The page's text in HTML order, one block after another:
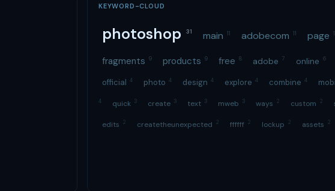
KEYWORD-CLOUD
photoshop 31 main 11 adobecom 11 page
fragments 9 products 9 free 8 adobe 7 online 6
official 4 photo 4 design 4 explore 4 combine 4
4 quick 3 create 3 text 3 mweb 3 ways 2 custom 2
edits 2 createtheunexpected 2 ffffff 2 lockup 2 assets 2